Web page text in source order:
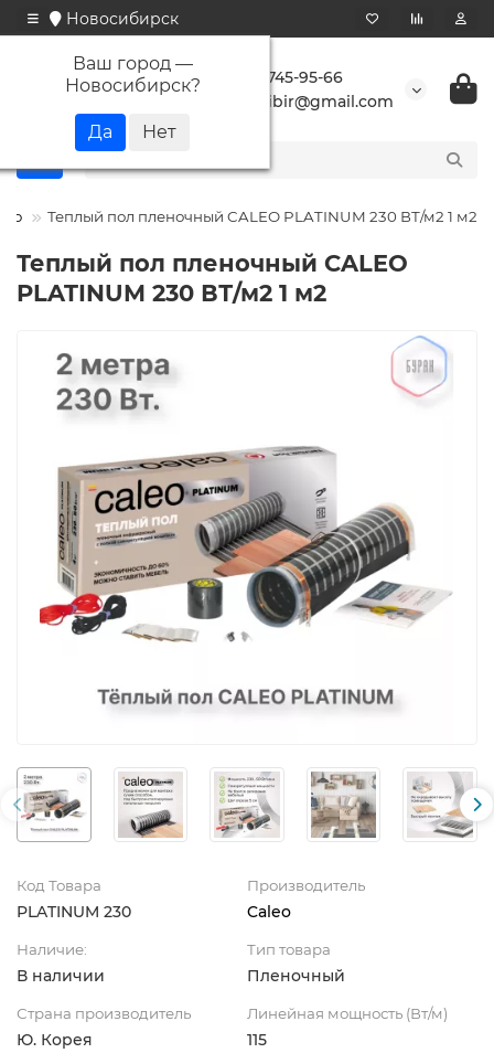
Новосибирск
Ваш город —
Новосибирск?
+7 923 745-95-66
buransibir@gmail.com
Теплый пол пленочный CALEO PLATINUM 230 ВТ/м2 1 м2
Теплый пол пленочный CALEO
PLATINUM 230 ВТ/м2 1 м2
Код Товара
PLATINUM 230
Производитель
Caleo
Наличие:
В наличии
Тип товара
Пленочный
Страна производитель
Ю. Корея
Линейная мощность (Вт/м)
115